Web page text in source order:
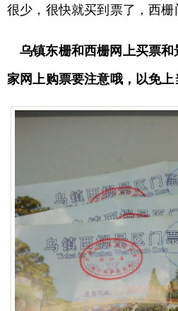
很少，很快就买到票了，西栅
乌镇东栅和西栅网上买票
家网上购票要注意哦，以免上